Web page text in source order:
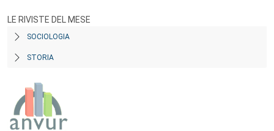
LE RIVISTE DEL MESE
SOCIOLOGIA
STORIA